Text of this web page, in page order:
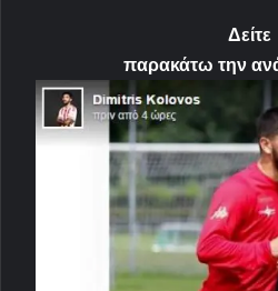
Δείτε
παρακάτω την